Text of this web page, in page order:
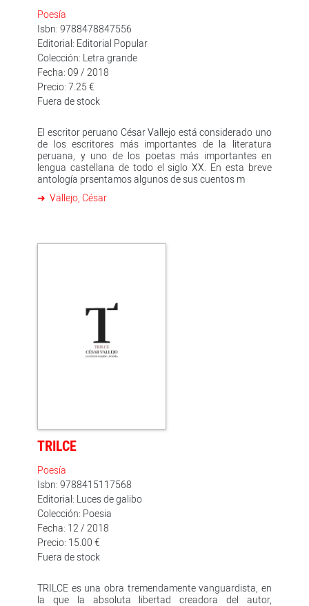
Poesía
Isbn: 9788478847556
Editorial: Editorial Popular
Colección: Letra grande
Fecha: 09 / 2018
Precio: 7.25 €
Fuera de stock
El escritor peruano César Vallejo está considerado uno
de los escritores más importantes de la literatura
peruana, y uno de los poetas más importantes en
lengua castellana de todo el siglo XX. En esta breve
antología prsentamos algunos de sus cuentos m
Vallejo, César
TRILCE
Poesía
Isbn: 9788415117568
Editorial: Luces de galibo
Colección: Poesia
Fecha: 12 / 2018
Precio: 15.00 €
Fuera de stock
TRILCE es una obra tremendamente vanguardista, en
la que la absoluta libertad creadora del autor,